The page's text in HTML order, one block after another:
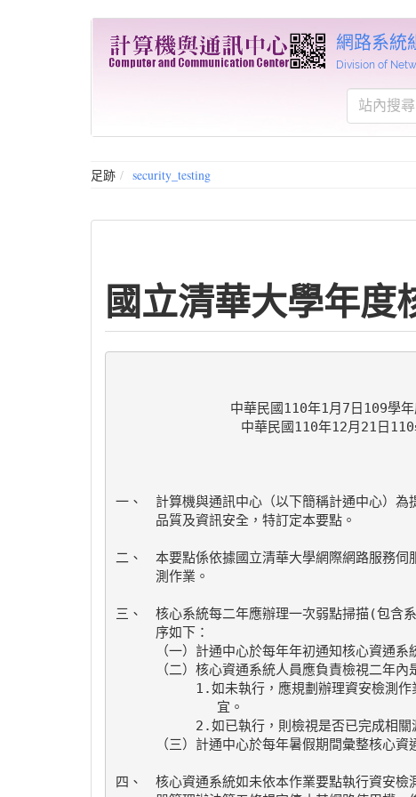
網路系統
Division of
足跡 security_testing
國立清華大學年
中華民國110年1月7日109學
一、　計算機與通訊中心（以下簡稱計通中心）
品質及資訊安全，特訂定本要點。
二、　本要點係依據國立清華大學網際網路服務
測作業。
三、　核心系統每二年應辦理一次弱點掃描(包含
序如下：
（一）計通中心於每年年初通知核心資通系統
（二）核心資通系統人員應負責檢視二年內是
1.如未執行，應規劃辦理資安檢測作業，
2.如已執行，則檢視是否已完成相關漏
（三）計通中心於每年暑假期間彙整核心資通
四、　核心資通系統如未依本作業要點執行資安